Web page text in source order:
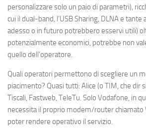
personalizzare solo un paio di parametri),
cui il dual-band, l’USB Sharing, DLNA e
adesso o in futuro potrebbero esservi utili)
potenzialmente economici, potrebbe non
quello dell’operatore.
Quali operatori permettono di scegliere un
piacimento? Quasi tutti: Alice (o TIM, che dir
Tiscali, Fastweb, TeleTu. Solo Vodafone, in
necessita il proprio modem/router chiamato
poter rendere operativo il servizio.